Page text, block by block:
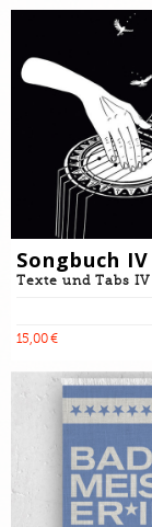
Songbuch IV
Texte und Tabs IV
15,00 €